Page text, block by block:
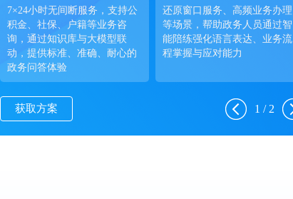
7×24小时无间断服务，支持公
积金、社保、户籍等业务咨
询，通过知识库与大模型联
动，提供标准、准确、耐心的
政务问答体验
还原窗口服务、高频业务办理
等场景，帮助政务人员通过智
能陪练强化语言表达、业务流
程掌握与应对能力
获取方案 1 / 2